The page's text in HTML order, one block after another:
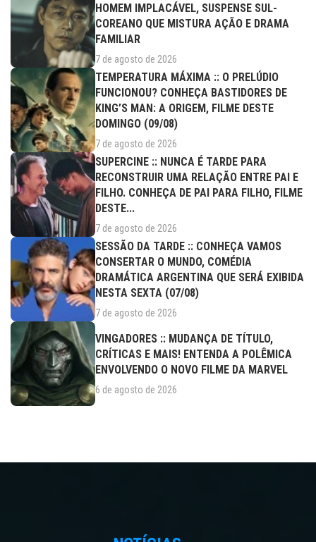
HOMEM IMPLACÁVEL, SUSPENSE SUL-
COREANO QUE MISTURA AÇÃO E DRAMA
FAMILIAR
7 de agosto de 2026
TEMPERATURA MÁXIMA :: O PRELÚDIO
FUNCIONOU? CONHEÇA BASTIDORES DE
KING’S MAN: A ORIGEM, FILME DESTE
DOMINGO (09/08)
7 de agosto de 2026
SUPERCINE :: NUNCA É TARDE PARA
RECONSTRUIR UMA RELAÇÃO ENTRE PAI E
FILHO. CONHEÇA DE PAI PARA FILHO, FILME
DESTE...
7 de agosto de 2026
SESSÃO DA TARDE :: CONHEÇA VAMOS
CONSERTAR O MUNDO, COMÉDIA
DRAMÁTICA ARGENTINA QUE SERÁ EXIBIDA
NESTA SEXTA (07/08)
7 de agosto de 2026
VINGADORES :: MUDANÇA DE TÍTULO,
CRÍTICAS E MAIS! ENTENDA A POLÊMICA
ENVOLVENDO O NOVO FILME DA MARVEL
6 de agosto de 2026